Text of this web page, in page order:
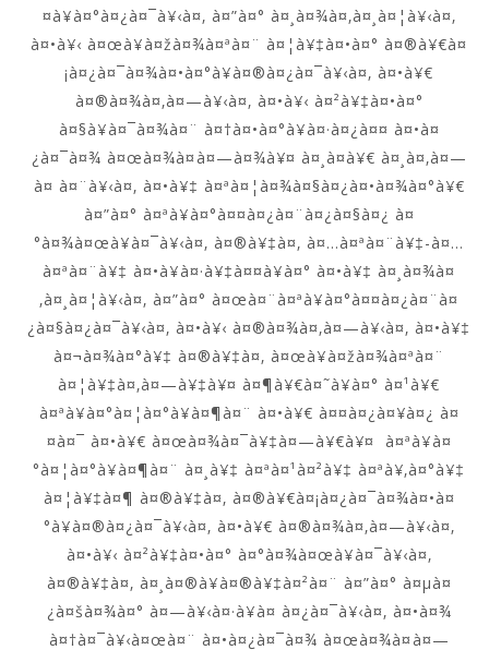
¤à¥à¤°à¤¿à¤¯à¥‹à¤‚ à¤”à¤° à¤¸à¤¾à¤‚à¤¸à¤¦à¥‹à¤‚
à¤•à¥‹ à¤œà¥à¤žà¤¾à¤ªà¤¨ à¤¦à¥‡à¤•à¤° à¤®à¥€à¤
¡à¤¿à¤¯à¤¾à¤•à¤°à¥à¤®à¤¿à¤¯à¥‹à¤‚ à¤•à¥€
à¤®à¤¾à¤‚à¤—à¥‹à¤‚ à¤•à¥‹ à¤²à¥‡à¤•à¤°
à¤§à¥à¤¯à¤¾à¤¨ à¤†à¤•à¤°à¥à¤·à¤¿à¤¤ à¤•à¤
¿à¤¯à¤¾ à¤œà¤¾à¤à¤—à¤¾à¥¤ à¤¸à¤­à¥€ à¤¸à¤‚à¤—
à¤ à¤¨à¥‹à¤‚ à¤•à¥‡ à¤ªà¤¦à¤¾à¤§à¤¿à¤•à¤¾à¤°à¥€
à¤”à¤° à¤ªà¥à¤°à¤¤à¤¿à¤¨à¤¿à¤§à¤¿ à¤
°à¤¾à¤œà¥à¤¯à¥‹à¤‚ à¤®à¥‡à¤‚ à¤…à¤ªà¤¨à¥‡-à¤…
à¤ªà¤¨à¥‡ à¤•à¥à¤·à¥‡à¤¤à¥à¤° à¤•à¥‡ à¤¸à¤¾à¤
‚à¤¸à¤¦à¥‹à¤‚ à¤”à¤° à¤œà¤¨à¤ªà¥à¤°à¤¤à¤¿à¤¨à¤
¿à¤§à¤¿à¤¯à¥‹à¤‚ à¤•à¥‹ à¤®à¤¾à¤‚à¤—à¥‹à¤‚ à¤•à¥‡
à¤¬à¤¾à¤°à¥‡ à¤®à¥‡à¤‚ à¤œà¥à¤žà¤¾à¤ªà¤¨
à¤¦à¥‡à¤‚à¤—à¥‡à¥¤ à¤¶à¥€à¤˜à¥à¤° à¤¹à¥€
à¤ªà¥à¤°à¤¦à¤°à¥à¤¶à¤¨ à¤•à¥€ à¤¤à¤¿à¤¥à¤¿ à¤
¤à¤¯ à¤•à¥€ à¤œà¤¾à¤¯à¥‡à¤—à¥€à¥¤ à¤ªà¥à¤
°à¤¦à¤°à¥à¤¶à¤¨ à¤¸à¥‡ à¤ªà¤¹à¤²à¥‡ à¤ªà¥‚à¤°à¥‡
à¤¦à¥‡à¤¶ à¤®à¥‡à¤‚ à¤®à¥€à¤¡à¤¿à¤¯à¤¾à¤•à¤
°à¥à¤®à¤¿à¤¯à¥‹à¤‚ à¤•à¥€ à¤®à¤¾à¤‚à¤—à¥‹à¤‚
à¤•à¥‹ à¤²à¥‡à¤•à¤° à¤°à¤¾à¤œà¥à¤¯à¥‹à¤‚
à¤®à¥‡à¤‚ à¤¸à¤®à¥à¤®à¥‡à¤²à¤¨ à¤”à¤° à¤µà¤
¿à¤šà¤¾à¤° à¤—à¥‹à¤·à¥à¤ à¤¿à¤¯à¥‹à¤‚ à¤•à¤¾
à¤†à¤¯à¥‹à¤œà¤¨ à¤•à¤¿à¤¯à¤¾ à¤œà¤¾à¤à¤—